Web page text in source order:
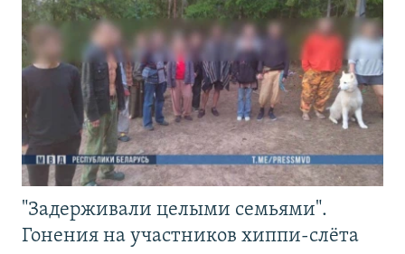
"Задерживали целыми семьями".
Гонения на участников хиппи-слёта